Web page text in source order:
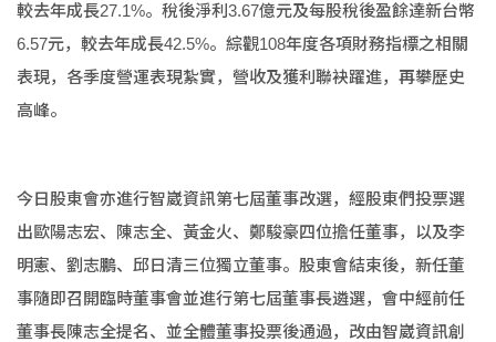
較去年成長27.1%。稅後淨利3.67億元及每股稅後盈餘達新台幣
6.57元，較去年成長42.5%。綜觀108年度各項財務指標之相關
表現，各季度營運表現紮實，營收及獲利聯袂躍進，再攀歷史
高峰。
今日股東會亦進行智崴資訊第七屆董事改選，經股東們投票選
出歐陽志宏、陳志全、黃金火、鄭駿豪四位擔任董事，以及李
明憲、劉志鵬、邱日清三位獨立董事。股東會結束後，新任董
事隨即召開臨時董事會並進行第七屆董事長遴選，會中經前任
董事長陳志全提名、並全體董事投票後通過，改由智崴資訊創